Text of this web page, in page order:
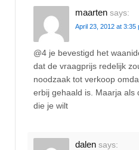
maarten says:
April 23, 2012 at 3:35
@4 je bevestigd het
dat de vraagprijs redelijk
noodzaak tot verkoop
erbij gehaald is. Maarja als
die je wilt
dalen says: